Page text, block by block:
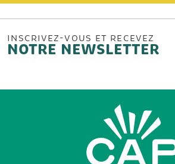
INSCRIVEZ-VOUS ET RECEVEZ
NOTRE NEWSLETTER